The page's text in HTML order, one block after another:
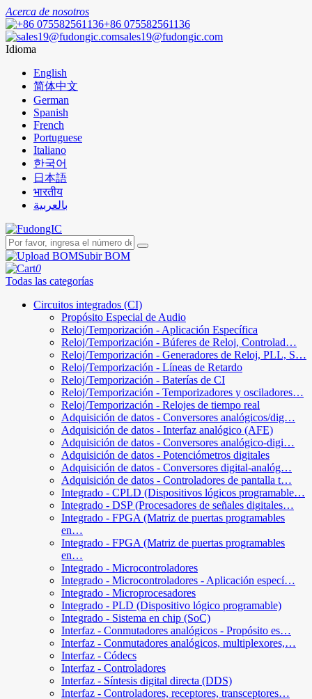
Acerca de nosotros
+86 075582561136
sales19@fudongic.com
Idioma
English
简体中文
German
Spanish
French
Portuguese
Italiano
한국어
日本語
भारतीय
بالعربية
Subir BOM
0
Todas las categorías
Circuitos integrados (CI)
Propósito Especial de Audio
Reloj/Temporización - Aplicación Específica
Reloj/Temporización - Búferes de Reloj, Controlad…
Reloj/Temporización - Generadores de Reloj, PLL, S…
Reloj/Temporización - Líneas de Retardo
Reloj/Temporización - Baterías de CI
Reloj/Temporización - Temporizadores y osciladores…
Reloj/Temporización - Relojes de tiempo real
Adquisición de datos - Conversores analógicos/dig…
Adquisición de datos - Interfaz analógico (AFE)
Adquisición de datos - Conversores analógico-digi…
Adquisición de datos - Potenciómetros digitales
Adquisición de datos - Conversores digital-analóg…
Adquisición de datos - Controladores de pantalla t…
Integrado - CPLD (Dispositivos lógicos programable…
Integrado - DSP (Procesadores de señales digitales…
Integrado - FPGA (Matriz de puertas programables
en…
Integrado - FPGA (Matriz de puertas programables
en…
Integrado - Microcontroladores
Integrado - Microcontroladores - Aplicación especí…
Integrado - Microprocesadores
Integrado - PLD (Dispositivo lógico programable)
Integrado - Sistema en chip (SoC)
Interfaz - Conmutadores analógicos - Propósito es…
Interfaz - Conmutadores analógicos, multiplexores,…
Interfaz - Códecs
Interfaz - Controladores
Interfaz - Síntesis digital directa (DDS)
Interfaz - Controladores, receptores, transceptores…